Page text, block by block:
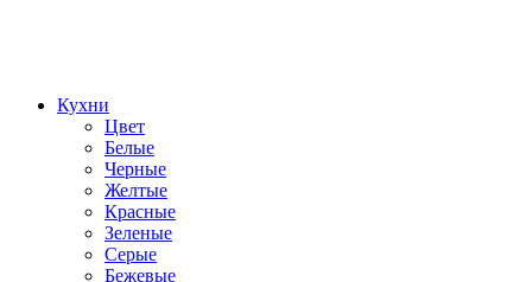
Кухни
Цвет
Белые
Черные
Желтые
Красные
Зеленые
Серые
Бежевые